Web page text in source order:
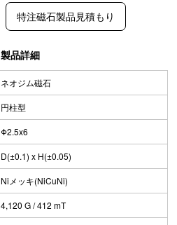
特注磁石製品見積もり
製品詳細
ネオジム磁石
円柱型
Φ2.5x6
D(±0.1) x H(±0.05)
Niメッキ(NiCuNi)
4,120 G / 412 mT